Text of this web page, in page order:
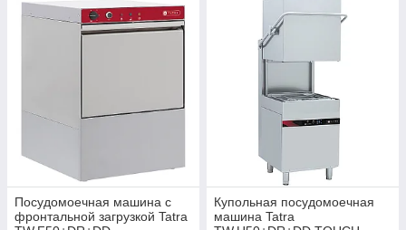
Посудомоечная машина с
фронтальной загрузкой Tatra
Купольная посудомоечная
машина Tatra